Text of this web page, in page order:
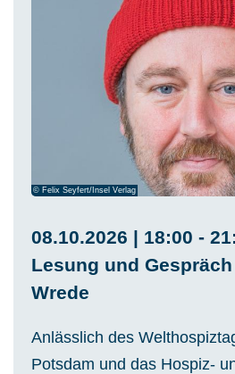
© Felix Seyfert/Insel Verlag
08.10.2026 | 18:00 -
Lesung und
Wrede
Anlässlich des
Potsdam und das Hospiz-